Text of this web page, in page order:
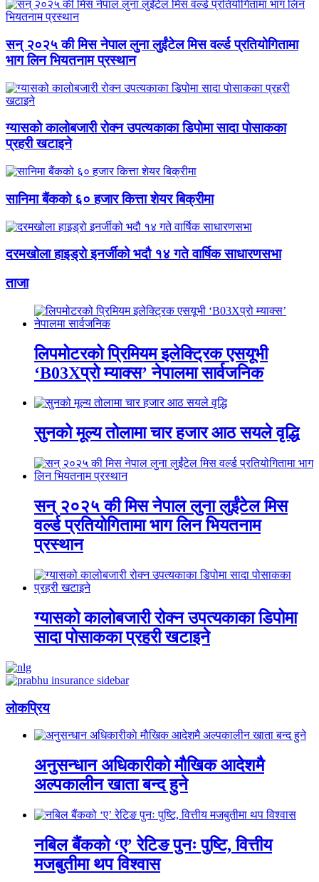
सन् २०२५ की मिस नेपाल लुना लुईंटेल मिस वर्ल्ड प्रतियोगितामा
भाग लिन भियतनाम प्रस्थान
ग्यासको कालोबजारी रोक्न उपत्यकाका डिपोमा सादा पोसाकका
प्रहरी खटाइने
सानिमा बैंकको ६० हजार कित्ता शेयर बिक्रीमा
दरमखोला हाइड्रो इनर्जीको भदौ १४ गते वार्षिक साधारणसभा
ताजा
लिपमोटरको प्रिमियम इलेक्ट्रिक एसयूभी
‘B03Xप्रो म्याक्स’ नेपालमा सार्वजनिक
सुनको मूल्य तोलामा चार हजार आठ सयले वृद्धि
सन् २०२५ की मिस नेपाल लुना लुईंटेल मिस
वर्ल्ड प्रतियोगितामा भाग लिन भियतनाम
प्रस्थान
ग्यासको कालोबजारी रोक्न उपत्यकाका डिपोमा
सादा पोसाकका प्रहरी खटाइने
लाेकप्रिय
अनुसन्धान अधिकारीकाे माैखिक आदेशमै
अल्पकालीन खाता बन्द हुने
नबिल बैंकको ‘ए’ रेटिङ पुनः पुष्टि, वित्तीय
मजबुतीमा थप विश्वास